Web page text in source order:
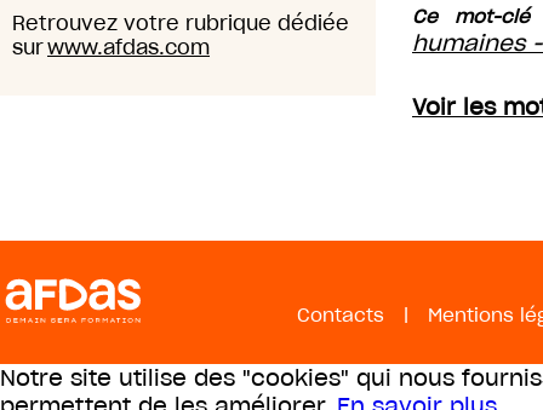
Retrouvez votre rubrique dédiée
surwww.afdas.com
Ce mot-
humaines
Voir les
Contacts | Mentions
Notre site utilise des "cookies" qui nous